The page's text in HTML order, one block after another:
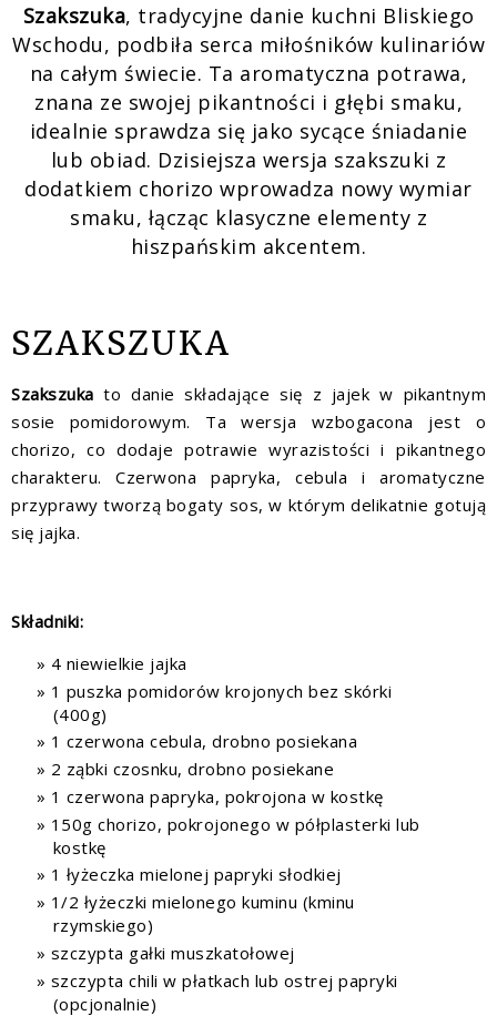
Szakszuka, tradycyjne danie kuchni Bliskiego
Wschodu, podbiła serca miłośników kulinariów
na całym świecie. Ta aromatyczna potrawa,
znana ze swojej pikantności i głębi smaku,
idealnie sprawdza się jako sycące śniadanie
lub obiad. Dzisiejsza wersja szakszuki z
dodatkiem chorizo wprowadza nowy wymiar
smaku, łącząc klasyczne elementy z
hiszpańskim akcentem.
SZAKSZUKA
Szakszukato danie składające się z jajek w pikantnym
sosie pomidorowym. Ta wersja wzbogacona jest o
chorizo, co dodaje potrawie wyrazistości i pikantnego
charakteru. Czerwona papryka, cebula i aromatyczne
przyprawy tworzą bogaty sos, w którym delikatnie gotują
się jajka.
Składniki:
4 niewielkie jajka
1 puszka pomidorów krojonych bez skórki
(400g)
1 czerwona cebula, drobno posiekana
2 ząbki czosnku, drobno posiekane
1 czerwona papryka, pokrojona w kostkę
150g chorizo, pokrojonego w półplasterki lub
kostkę
1 łyżeczka mielonej papryki słodkiej
1/2 łyżeczki mielonego kuminu (kminu
rzymskiego)
szczypta gałki muszkatołowej
szczypta chili w płatkach lub ostrej papryki
(opcjonalnie)